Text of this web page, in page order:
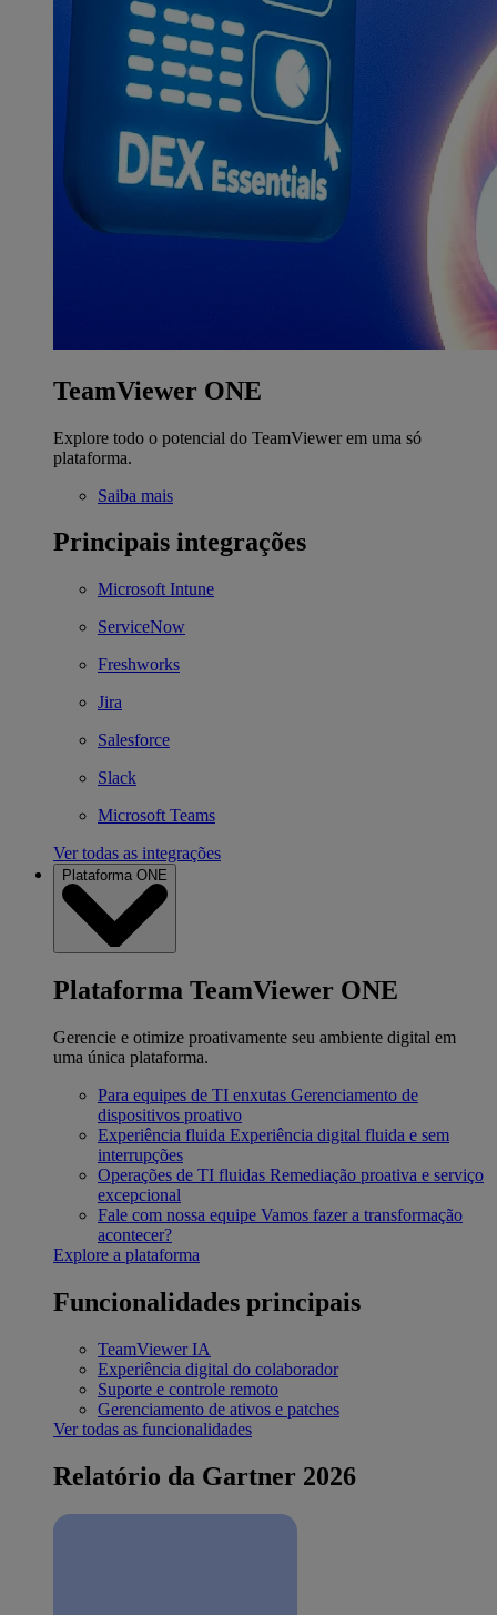
TeamViewer ONE
Explore todo o potencial do TeamViewer em uma só
plataforma.
Saiba mais
Principais integrações
Microsoft Intune
ServiceNow
Freshworks
Jira
Salesforce
Slack
Microsoft Teams
Ver todas as integrações
Plataforma ONE
Plataforma TeamViewer ONE
Gerencie e otimize proativamente seu ambiente digital em
uma única plataforma.
Para equipes de TI enxutas Gerenciamento de
dispositivos proativo
Experiência fluida Experiência digital fluida e sem
interrupções
Operações de TI fluidas Remediação proativa e serviço
excepcional
Fale com nossa equipe Vamos fazer a transformação
acontecer?
Explore a plataforma
Funcionalidades principais
TeamViewer IA
Experiência digital do colaborador
Suporte e controle remoto
Gerenciamento de ativos e patches
Ver todas as funcionalidades
Relatório da Gartner 2026